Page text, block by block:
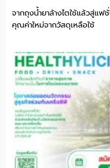
จากถุงน้ำยาล้างไตใช้แล้วสู่แ
คุณค่าใหม่จากวัสดุเหลือใช้